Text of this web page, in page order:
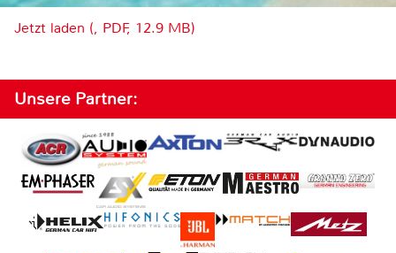
Jetzt laden (, PDF, 12.9 MB)
Unsere Partner: